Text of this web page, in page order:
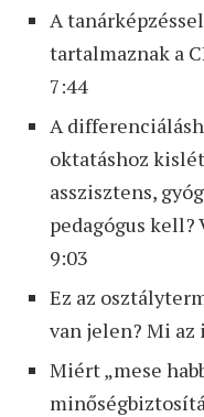
A
tartalmaznak a
7:44
A
oktatáshoz
asszisztens,
pedagógus kell?
9:03
Ez az
van jelen? Mi az
Miért „mese